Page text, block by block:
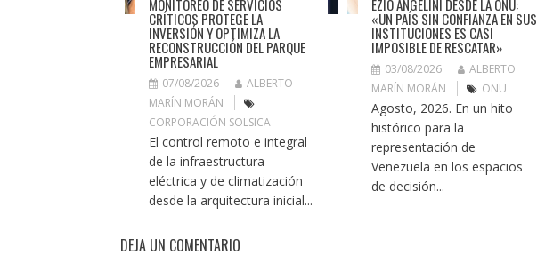
MONITOREO DE SERVICIOS
CRÍTICOS PROTEGE LA
INVERSIÓN Y OPTIMIZA LA
RECONSTRUCCIÓN DEL PARQUE
EMPRESARIAL
07/08/2026
ALBERTO
MARÍN MORÁN
CORPORACIÓN SOLSICA
El control remoto e integral
de la infraestructura
eléctrica y de climatización
desde la arquitectura inicial...
EZIO ANGELINI DESDE LA ONU:
«UN PAÍS SIN CONFIANZA EN SUS
INSTITUCIONES ES CASI
IMPOSIBLE DE RESCATAR»
03/08/2026
ALBERTO
MARÍN MORÁN
ONU
Agosto, 2026. En un hito
histórico para la
representación de
Venezuela en los espacios
de decisión...
DEJA UN COMENTARIO